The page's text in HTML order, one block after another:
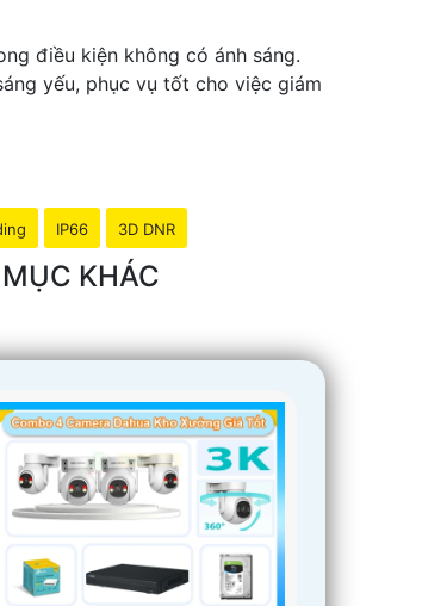
điều kiện không có ánh sáng.
yếu, phục vụ tốt cho việc giám
IP66 3D DNR
KHÁC